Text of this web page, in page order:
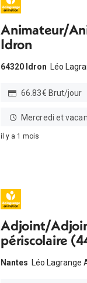
Animateur/
Idron
64320 Idron Léo
66.83€ Brut/jour
Mercredi et
il y a 1 mois
Adjoint/
périscolaire
Nantes Léo Lagrange